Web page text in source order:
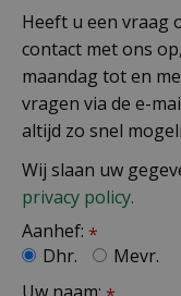
Heeft u een vraag
contact met ons
maandag tot en
vragen via de e-
altijd zo snel
Wij slaan uw
privacy policy.
Aanhef: *
Dhr.
Mevr.